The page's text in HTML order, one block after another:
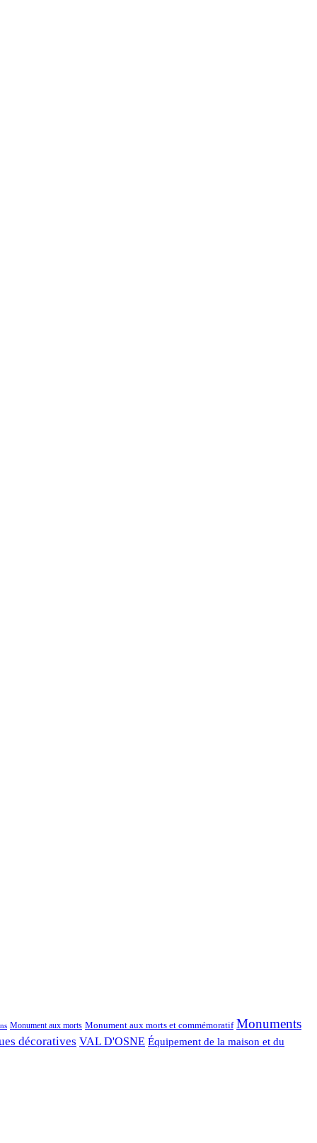
Monument aux morts Monument aux morts et commémoratif Monuments
décoratives VAL D'OSNE Équipement de la maison et du